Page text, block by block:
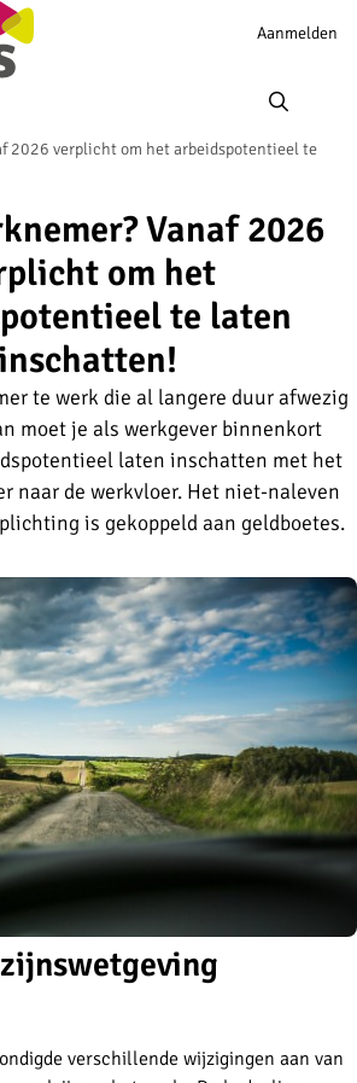
Account
Aanmelden
2026 verplicht om het arbeidspotentieel te
Vanaf 2026
om het
te laten
te werk die al langere duur afwezig
moet je als werkgever binnenkort
laten inschatten met het
naar de werkvloer. Het niet-naleven
is gekoppeld aan geldboetes.
verschillende wijzigingen aan van